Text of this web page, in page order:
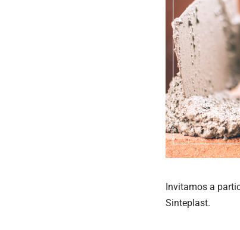
Invitamos a
Sinteplast.